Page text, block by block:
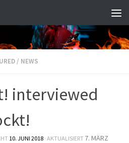
/ NEWS
interviewed
10. JUNI 2018 · AKTUALISIERT 7. MÄRZ